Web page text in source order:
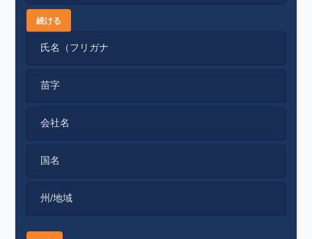
続ける
氏名（フリガナ
苗字
会社名
国名
州/地域